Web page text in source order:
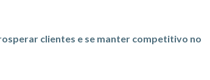
clientes e se manter competitivo no